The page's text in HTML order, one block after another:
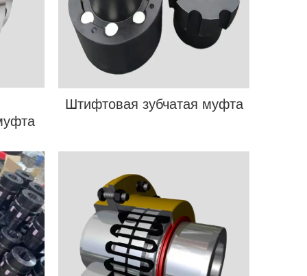
Штифтовая зубчатая муфта